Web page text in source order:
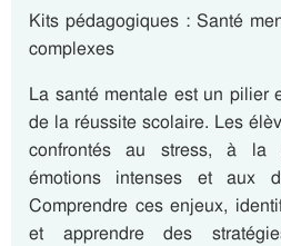
Kits pédagogiques : Santé
complexes
La santé mentale est un pilier
de la réussite scolaire. Les
confrontés au stress, à la
émotions intenses et aux
Comprendre ces enjeux,
et apprendre des